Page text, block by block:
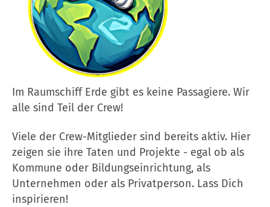
Im Raumschiff Erde gibt es keine Passagiere. Wir
alle sind Teil der Crew!
Viele der Crew-Mitglieder sind bereits aktiv. Hier
zeigen sie ihre Taten und Projekte - egal ob als
Kommune oder Bildungseinrichtung, als
Unternehmen oder als Privatperson. Lass Dich
inspirieren!